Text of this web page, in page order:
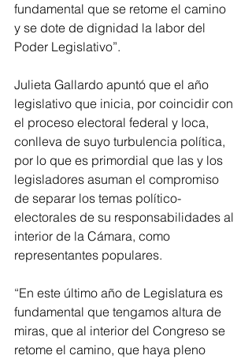
fundamental que se retome el camino
y se dote de dignidad la labor del
Poder Legislativo”.
Julieta Gallardo apuntó que el año
legislativo que inicia, por coincidir con
el proceso electoral federal y loca,
conlleva de suyo turbulencia política,
por lo que es primordial que las y los
legisladores asuman el compromiso
de separar los temas político-
electorales de su responsabilidades al
interior de la Cámara, como
representantes populares.
“En este último año de Legislatura es
fundamental que tengamos altura de
miras, que al interior del Congreso se
retome el camino, que haya pleno